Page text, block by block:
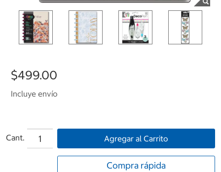
$499.00
Incluye envío
Cant. Agregar al Carrito
Compra rápida